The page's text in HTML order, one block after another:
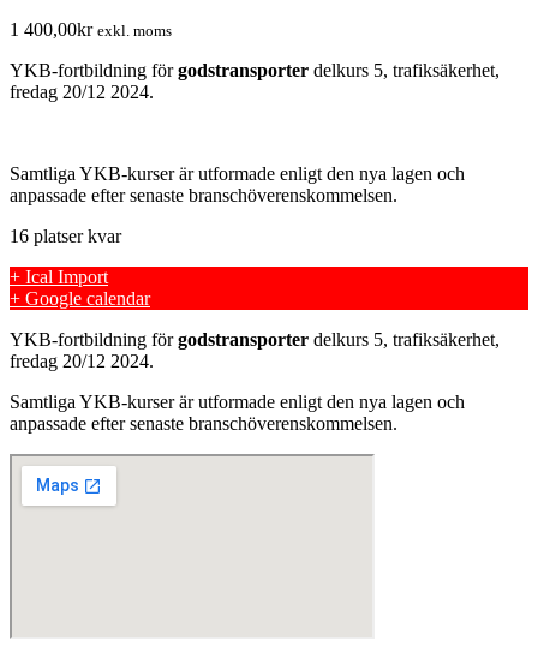
1 400,00kr exkl. moms
YKB-fortbildning förgodstransporter delkurs 5, trafiksäkerhet,
fredag 20/12 2024.
Samtliga YKB-kurser är utformade enligt den nya lagen och
anpassade efter senaste branschöverenskommelsen.
16 platser kvar
+ Ical Import
+ Google calendar
YKB-fortbildning förgodstransporter delkurs 5, trafiksäkerhet,
fredag 20/12 2024.
Samtliga YKB-kurser är utformade enligt den nya lagen och
anpassade efter senaste branschöverenskommelsen.